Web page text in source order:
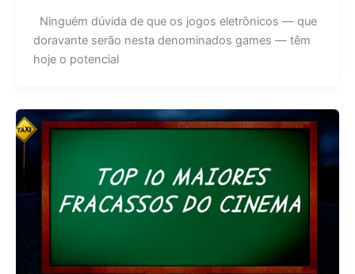
Ninguém dúvida de que os jogos eletrônicos — que
doravante serão nesta denominados games — têm
hoje o potencial